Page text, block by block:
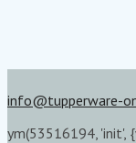
info@tupperware-
ym(53516194, 'init',